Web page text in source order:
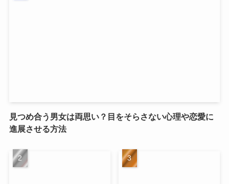
見つめ合う男女は両思い？目をそらさない心理や恋愛に
進展させる方法